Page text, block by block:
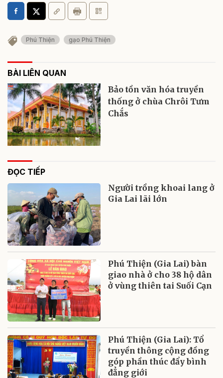
Phú Thiện gạo Phú Thiện
BÀI LIÊN QUAN
Bảo tồn văn hóa truyền
thống ở chùa Chrôi Tưm
Chắs
ĐỌC TIẾP
Người trồng khoai lang ở
Gia Lai lãi lớn
Phú Thiện (Gia Lai) bàn
giao nhà ở cho 38 hộ dân
ở vùng thiên tai Suối Cạn
Phú Thiện (Gia Lai): Tổ
truyền thông cộng đồng
góp phần thúc đẩy bình
đẳng giới